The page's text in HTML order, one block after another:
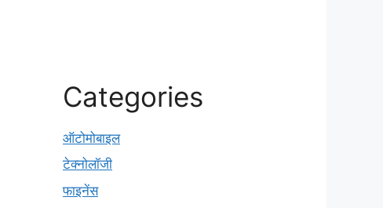
Categories
ऑटोमोबाइल
टेक्नोलॉजी
फाइनेंस